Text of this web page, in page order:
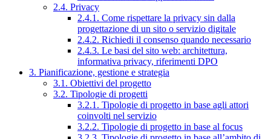
2.4. Privacy
2.4.1. Come rispettare la privacy sin dalla
progettazione di un sito o servizio digitale
2.4.2. Richiedi il consenso quando necessario
2.4.3. Le basi del sito web: architettura,
informativa privacy, riferimenti DPO
3. Pianificazione, gestione e strategia
3.1. Obiettivi del progetto
3.2. Tipologie di progetti
3.2.1. Tipologie di progetto in base agli attori
coinvolti nel servizio
3.2.2. Tipologie di progetto in base al focus